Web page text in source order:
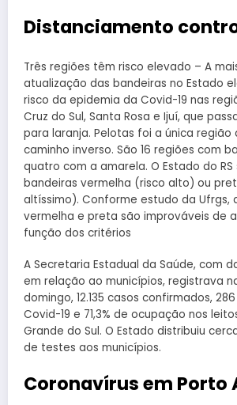
Distanciamento
Três regiões têm risco elevado – A
atualização das bandeiras no Estado
risco da epidemia da Covid-19 nas
Cruz do Sul, Santa Rosa e Ijuí, que
para laranja. Pelotas foi a única região
caminho inverso. São 16 regiões com
quatro com a amarela. O Estado do RS
bandeiras vermelha (risco alto) ou
altíssimo). Conforme estudo da Ufrgs,
vermelha e preta são improváveis de
função dos critérios
A Secretaria Estadual da Saúde, com
em relação ao municípios, registrava
domingo, 12.135 casos confirmados,
Covid-19 e 71,3% de ocupação nos
Grande do Sul. O Estado distribuiu
de testes aos municípios.
Coronavírus em Porto